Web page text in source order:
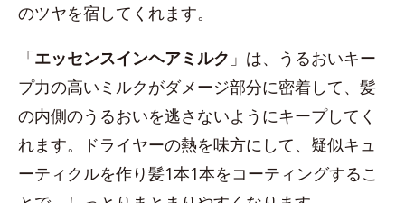
のツヤを宿してくれます。
「エッセンスインヘアミルク 」は、うるおいキー
プ力の高いミルクがダメージ部分に密着して、髪
の内側のうるおいを逃さないようにキープしてく
れます。ドライヤーの熱を味方にして、疑似キュ
ーティクルを作り髪1本1本をコーティングするこ